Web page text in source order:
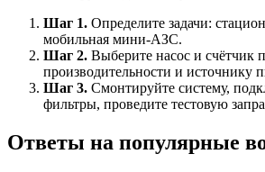
Шаг 1. Определите задачи:
мобильная мини-АЗС.
Шаг 2. Выберите насос и счётчик
производительности и источнику
Шаг 3. Смонтируйте систему,
фильтры, проведите тестовую
Ответы на популярные